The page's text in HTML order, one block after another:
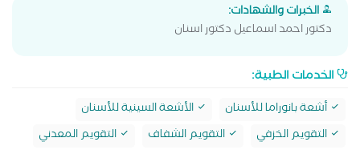
الخبرات والشهادات:
دكتور احمد اسماعيل دكتور اسنان
الخدمات الطبية:
أشعة بانوراما للأسنان
الأشعة السينية للأسنان
التقويم الخزفي
التقويم الشفاف
التقويم المعدني